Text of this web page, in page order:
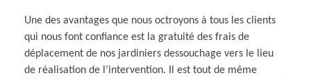
Une des avantages que nous octroyons à tous les clients
qui nous font confiance est la gratuité des frais de
déplacement de nos jardiniers dessouchage vers le lieu
de réalisation de l’intervention. Il est tout de même